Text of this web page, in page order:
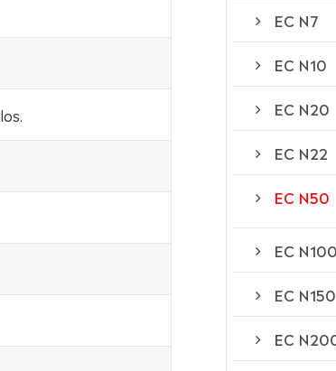
EC N7
EC N10
EC N20
EC N22
EC N50
EC N100
EC N150
EC